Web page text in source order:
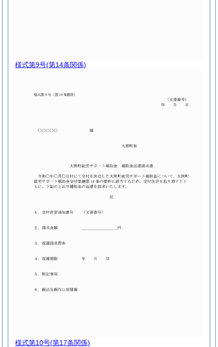
様式第9号(第14条関係)
様式第10号(第17条関係)